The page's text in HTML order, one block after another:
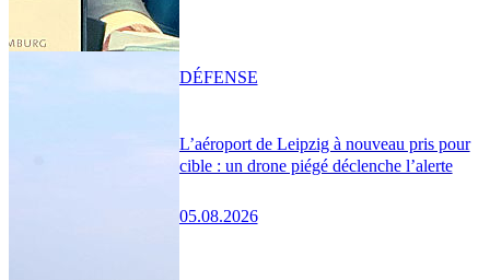
L’aéroport de Leipzig à nouveau pris pour
cible : un drone piégé déclenche l’alerte
05.08.2026
DÉFENSE